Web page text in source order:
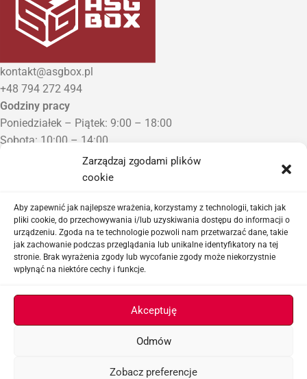
Zarządzaj zgodami plików
cookie
Aby zapewnić jak najlepsze wrażenia, korzystamy z technologii, takich jak
pliki cookie, do przechowywania i/lub uzyskiwania dostępu do informacji o
urządzeniu. Zgoda na te technologie pozwoli nam przetwarzać dane, takie
jak zachowanie podczas przeglądania lub unikalne identyfikatory na tej
stronie. Brak wyrażenia zgody lub wycofanie zgody może niekorzystnie
wpłynąć na niektóre cechy i funkcje.
Akceptuję
Odmów
Zobacz preferencje
kontakt@asgbox.pl
+48 794 272 494
Godziny pracy
Poniedziałek – Piątek: 9:00 – 18:00
Sobota: 10:00 – 14:00
Niedziela: Zamknięte
Punkt Odbioru zamówień
Proszę o wcześniejszy kontakt telefoniczny
Sklep airsoftowy i serwis replik ASG